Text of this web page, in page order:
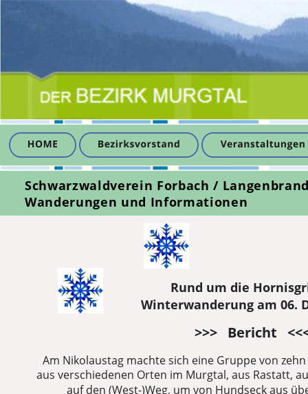
Schwarzwaldverein Forbach /
Wanderungen und Informationen
Rund um die
Winterwanderung am 06.
>>>   Bericht
Am Nikolaustag machte sich eine Gruppe von
aus verschiedenen Orten im Murgtal, aus Rastatt,
auf den (West-)Weg, um von Hundseck aus